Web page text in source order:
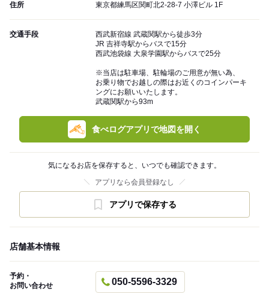
住所 東京都練馬区関町北2-28-7 小澤ビル 1F
交通手段
西武新宿線 武蔵関駅から徒歩3分
JR 吉祥寺駅からバスで15分
西武池袋線 大泉学園駅からバスで25分
※当店は駐車場、駐輪場のご用意が無い為、
お乗り物でお越しの際はお近くのコインパーキ
ングにお願いいたします。
武蔵関駅から93m
食べログアプリで地図を開く
気になるお店を保存すると、いつでも確認できます。
アプリなら会員登録なし
アプリで保存する
店舗基本情報
予約・
お問い合わせ
050-5596-3329